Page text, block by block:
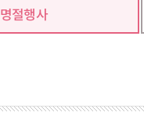
명절행사